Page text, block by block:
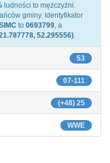
ludności to mężczyźni.
gminy. Identyfikator
to 0693799, a
52.295556).
53
07-111
(+48) 25
WWE